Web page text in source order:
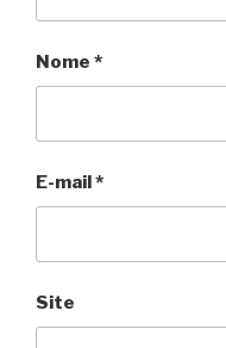
Nome *
E-mail*
Site